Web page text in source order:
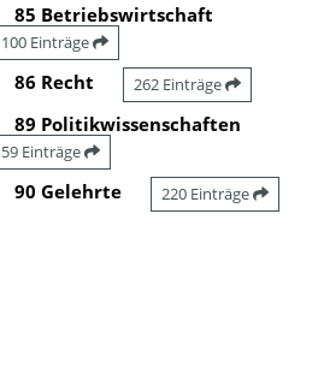
85 Betriebswirtschaft
100 Einträge
86 Recht 262 Einträge
89 Politikwissenschaften
59 Einträge
90 Gelehrte 220 Einträge